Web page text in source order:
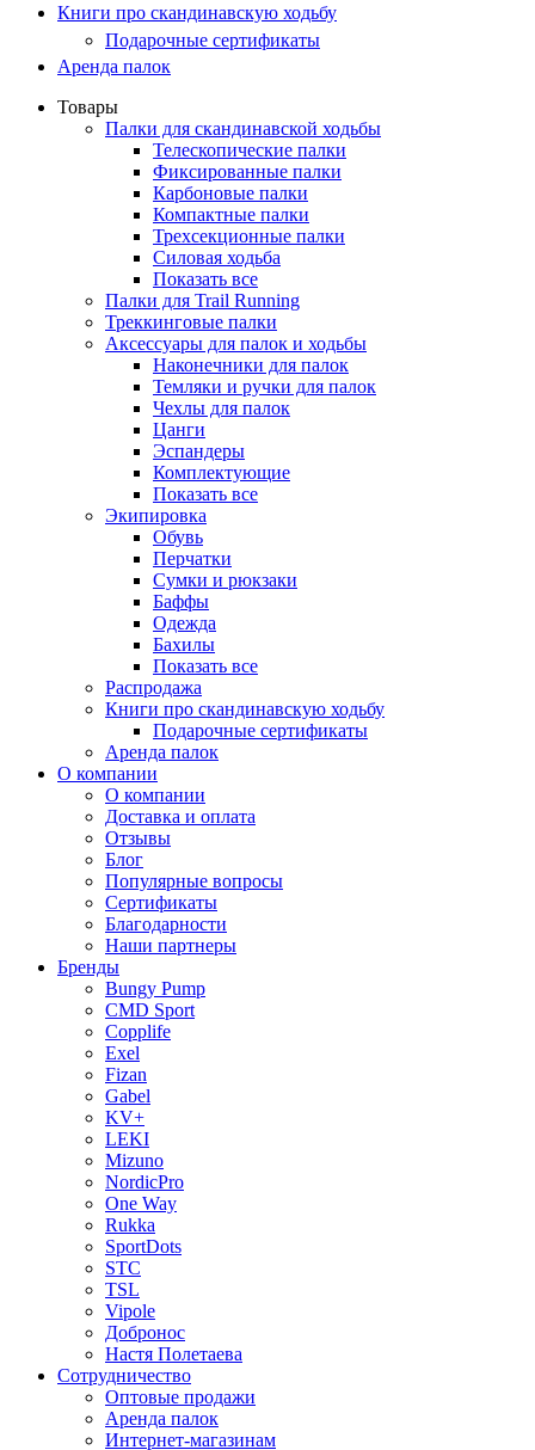
Книги про скандинавскую ходьбу
Подарочные сертификаты
Аренда палок
Товары
Палки для скандинавской ходьбы
Телескопические палки
Фиксированные палки
Карбоновые палки
Компактные палки
Трехсекционные палки
Силовая ходьба
Показать все
Палки для Trail Running
Треккинговые палки
Аксессуары для палок и ходьбы
Наконечники для палок
Темляки и ручки для палок
Чехлы для палок
Цанги
Эспандеры
Комплектующие
Показать все
Экипировка
Обувь
Перчатки
Сумки и рюкзаки
Баффы
Одежда
Бахилы
Показать все
Распродажа
Книги про скандинавскую ходьбу
Подарочные сертификаты
Аренда палок
О компании
О компании
Доставка и оплата
Отзывы
Блог
Популярные вопросы
Сертификаты
Благодарности
Наши партнеры
Бренды
Bungy Pump
CMD Sport
Copplife
Exel
Fizan
Gabel
KV+
LEKI
Mizuno
NordicPro
One Way
Rukka
SportDots
STC
TSL
Vipole
Добронос
Настя Полетаева
Сотрудничество
Оптовые продажи
Аренда палок
Интернет-магазинам